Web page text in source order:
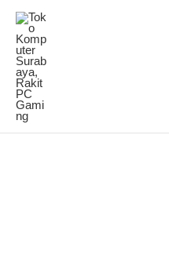
Lewati
konten